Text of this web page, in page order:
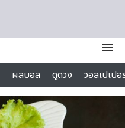
menu
ผลบอล ดูดวง
วอลเปเป